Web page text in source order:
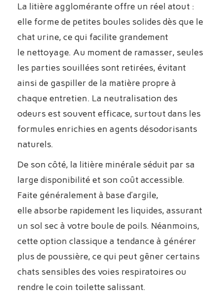
La litière agglomérante offre un réel atout :
elle forme de petites boules solides dès que le
chat urine, ce qui facilite grandement
le nettoyage. Au moment de ramasser, seules
les parties souillées sont retirées, évitant
ainsi de gaspiller de la matière propre à
chaque entretien. La neutralisation des
odeurs est souvent efficace, surtout dans les
formules enrichies en agents désodorisants
naturels.
De son côté, la litière minérale séduit par sa
large disponibilité et son coût accessible.
Faite généralement à base d’argile,
elle absorbe rapidement les liquides, assurant
un sol sec à votre boule de poils. Néanmoins,
cette option classique a tendance à générer
plus de poussière, ce qui peut gêner certains
chats sensibles des voies respiratoires ou
rendre le coin toilette salissant.